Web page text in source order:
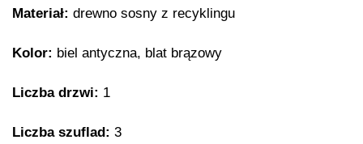
Materiał: drewno sosny z recyklingu
Kolor: biel antyczna, blat brązowy
Liczba drzwi: 1
Liczba szuflad: 3